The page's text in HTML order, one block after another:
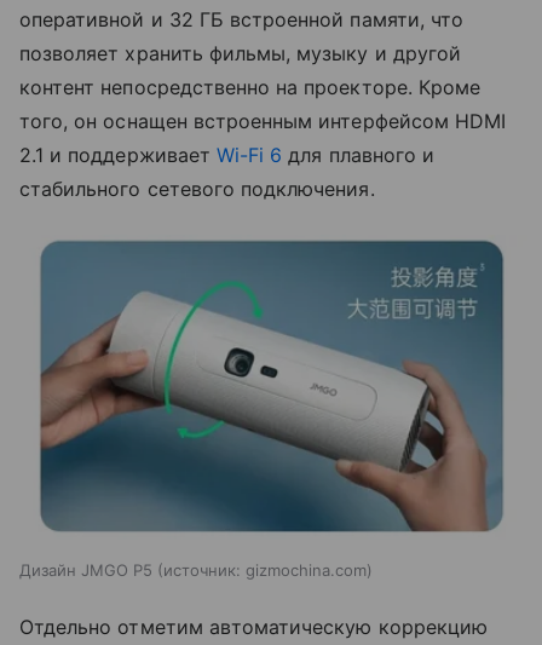
оперативной и 32 ГБ встроенной памяти, что
позволяет хранить фильмы, музыку и другой
контент непосредственно на проекторе. Кроме
того, он оснащен встроенным интерфейсом HDMI
2.1 и поддерживает Wi-Fi 6 для плавного и
стабильного сетевого подключения.
Дизайн JMGO P5 источник: gizmochina.com
Отдельно отметим автоматическую коррекцию